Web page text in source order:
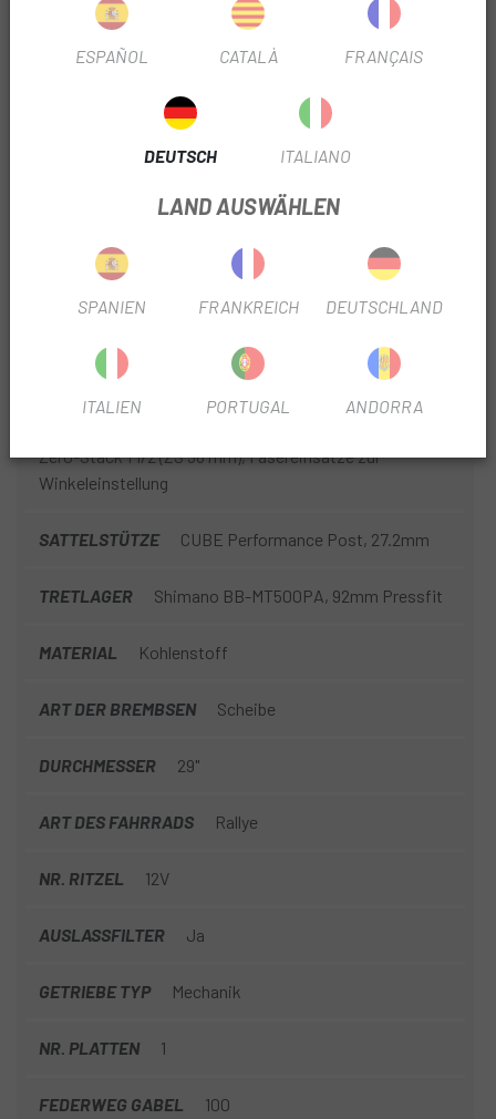
SATTEL ACID Venec Lite
GRIFFE ACID React Pro
2026
Performance, Kevlar, 2.25
HINTERE ABDECKUNG
Schwalbe Racing Ralph, Addix
KONTROLLEN Shimano XT SL-M8100
ADRESSE
ACROS AZF-675, ICR (Integrated Cable
Zero-Stack 1 1/2 (ZS 56 mm), Fasereinsätze zur
Winkeleinstellung
SATTELSTÜTZE CUBE Performance Post, 27.2mm
TRETLAGER Shimano BB-MT500PA, 92mm Pressfit
MATERIAL Kohlenstoff
ART DER BREMBSEN Scheibe
DURCHMESSER 29"
ART DES FAHRRADS Rallye
NR. RITZEL 12V
AUSLASSFILTER Ja
GETRIEBE TYP Mechanik
NR. PLATTEN 1
FEDERWEG GABEL 100
ESPAÑOL CATALÀ FRANÇAIS
DEUTSCH ITALIANO
LAND AUSWÄHLEN
SPANIEN FRANKREICH DEUTSCHLAND
ITALIEN PORTUGAL ANDORRA